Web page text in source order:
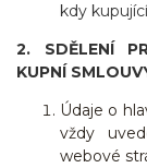
kdy
2. SDĚLENÍ
KUPNÍ
Údaje o
vždy
webové